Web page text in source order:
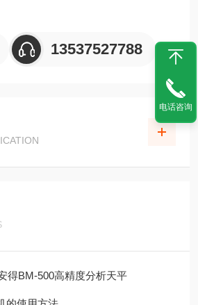
13537527788
得BM-500高精度分析天平
电话咨询